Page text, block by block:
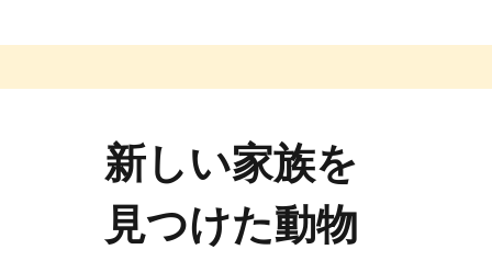
新しい家族を
見つけた動物